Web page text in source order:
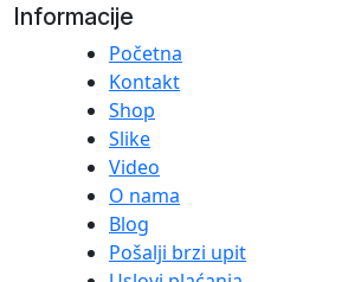
Informacije
Početna
Kontakt
Shop
Slike
Video
O nama
Blog
Pošalji brzi upit